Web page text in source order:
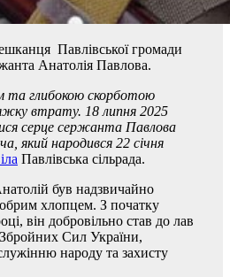
Павлівської громади
Анатолія Павлова.
та глибокою скорботою
втрату. 18 липня 2025
серце сержанта Павлова
який народився 22 січня
Павлівська сільрада.
був надзвичайно
хлопцем. З початку
він добровільно став до лав
Сил України,
народу та захисту